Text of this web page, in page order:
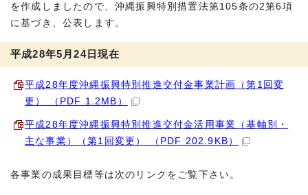
を作成しましたので、沖縄振興特別措置法第105条の2第6項
に基づき、公表します。
平成28年5月24日現在
平成28年度沖縄振興特別推進交付金事業計画（第1回変
更） （PDF 1.2MB）
平成28年度沖縄振興特別推進交付金活用事業（基軸別・
主な事業）（第1回変更） （PDF 202.9KB）
各事業の成果目標等は次のリンクをご覧下さい。